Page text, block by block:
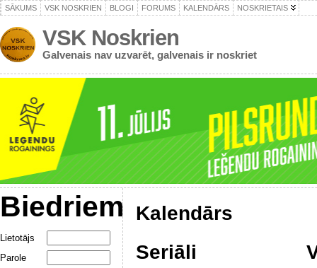
SĀKUMS VSK NOSKRIEN BLOGI FORUMS KALENDĀRS NOSKRIETAIS
VSK Noskrien
Galvenais nav uzvarēt, galvenais ir noskriet
Biedriem
Lietotājs
Parole
Kalendārs
Seriāli